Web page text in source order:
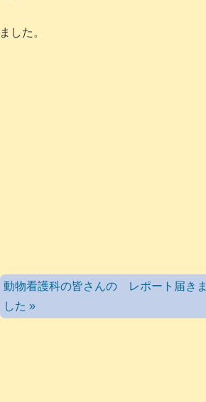
した。
動物看護科の皆さんの レポート届きま
した »